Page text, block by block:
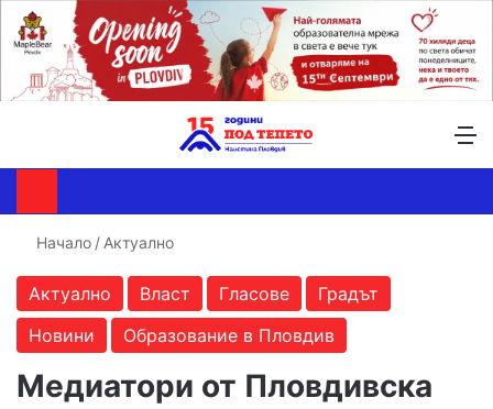
Начало / Актуално
Актуално Власт Гласове
Градът
Новини
Образование в Пловдив
Медиатори от Пловдивска